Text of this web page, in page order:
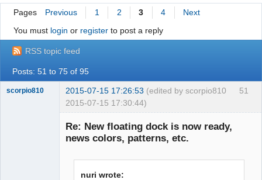
Login
Site officiel
Wiki
BugTracker
Manual 0.8_cs
Pages Previous 1 2 3 4
Next
You must login or registerto post a reply
RSS topic feed
Posts: 51 to 75 of 95
51
scorpio810 2015-07-15 17:26:53 (edited by scorpio810
2015-07-15 17:30:44)
Re: New floating dock is now ready,
news colors, patterns, etc.
nuri wrote: